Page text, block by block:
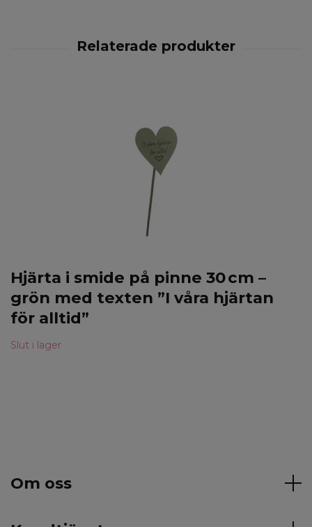
Hjärta i smide på pinne 30 cm –
grön med texten ”I våra hjärtan
för alltid”
Slut i lager
Om oss